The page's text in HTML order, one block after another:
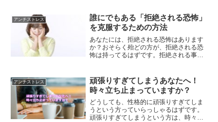
アンチストレス
誰にでもある「拒絶される恐怖」
を克服するための方法
あなたには、拒絶される恐怖はあります
か？おそらく殆どの方が、拒絶される恐
怖は持ってるはずです。拒絶される事
事で、人生もっと楽に生きる事ができる
ようになります。
アンチストレス
頑張りすぎてしまうあなたへ！
時々立ち止まっていますか？
どうしても、性格的に頑張りすぎてしま
うという方っていらっしゃるはずです。
頑張りすぎてしまうという方は、時々立